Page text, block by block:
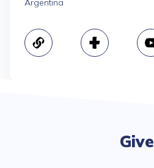
Argentina
Give